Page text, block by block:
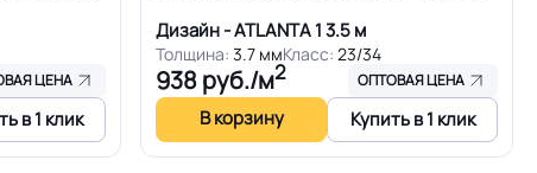
ЦЕНА
в 1 клик
Дизайн - ATLANTA 13.5 м
Толщина: 3.7 ммКласс: 23/34
938руб./м2 ОПТОВАЯ ЦЕНА
В корзину Купить в 1 клик